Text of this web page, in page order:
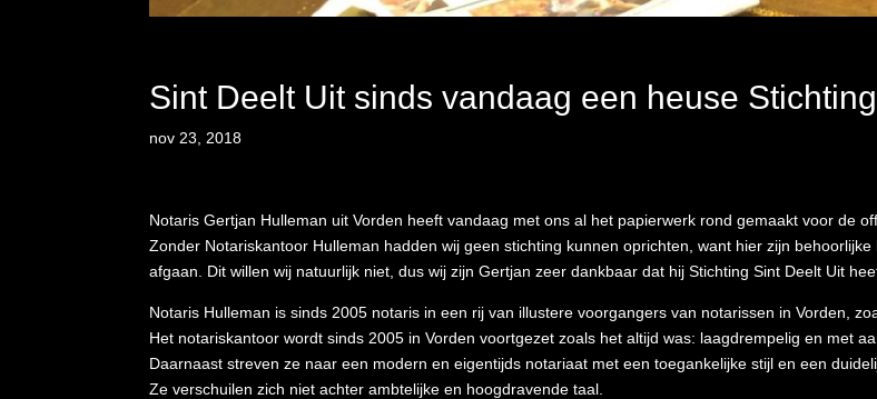
Sint Deelt Uit sinds vandaag een heuse
nov 23, 2018
Notaris Gertjan Hulleman uit Vorden heeft vandaag met ons al het papierwerk rond gemaakt voor de
Zonder Notariskantoor Hulleman hadden wij geen stichting kunnen oprichten, want hier zijn
afgaan. Dit willen wij natuurlijk niet, dus wij zijn Gertjan zeer dankbaar dat hij Stichting Sint Deelt Uit
Notaris Hulleman is sinds 2005 notaris in een rij van illustere voorgangers van notarissen in Vorden,
Het notariskantoor wordt sinds 2005 in Vorden voortgezet zoals het altijd was: laagdrempelig en met
Daarnaast streven ze naar een modern en eigentijds notariaat met een toegankelijke stijl en een
Ze verschuilen zich niet achter ambtelijke en hoogdravende taal.